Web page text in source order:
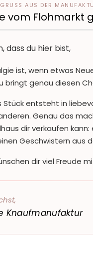
AUS DER MANUFAKTUR
vom Flohmarkt
dass du hier bist,
ist, wenn etwas
bringt genau diesen
Stück entsteht in
Genau das
dir verkaufen
Geschwistern aus
dir viel Freude
Knaufmanufaktur